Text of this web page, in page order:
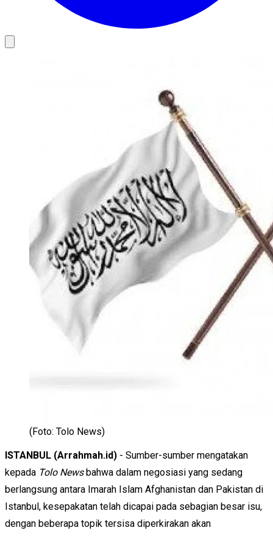
(Foto: Tolo News)
ISTANBUL (Arrahmah.id) - Sumber-sumber mengatakan
kepada Tolo Newsbahwa dalam negosiasi yang sedang
berlangsung antara Imarah Islam Afghanistan dan Pakistan di
Istanbul, kesepakatan telah dicapai pada sebagian besar isu,
dengan beberapa topik tersisa diperkirakan akan